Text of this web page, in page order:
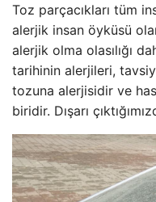
Toz parçacıkları tüm
alerjik insan öyküsü
alerjik olma olasılığı
tarihinin alerjileri,
tozuna alerjisidir ve
biridir. Dışarı